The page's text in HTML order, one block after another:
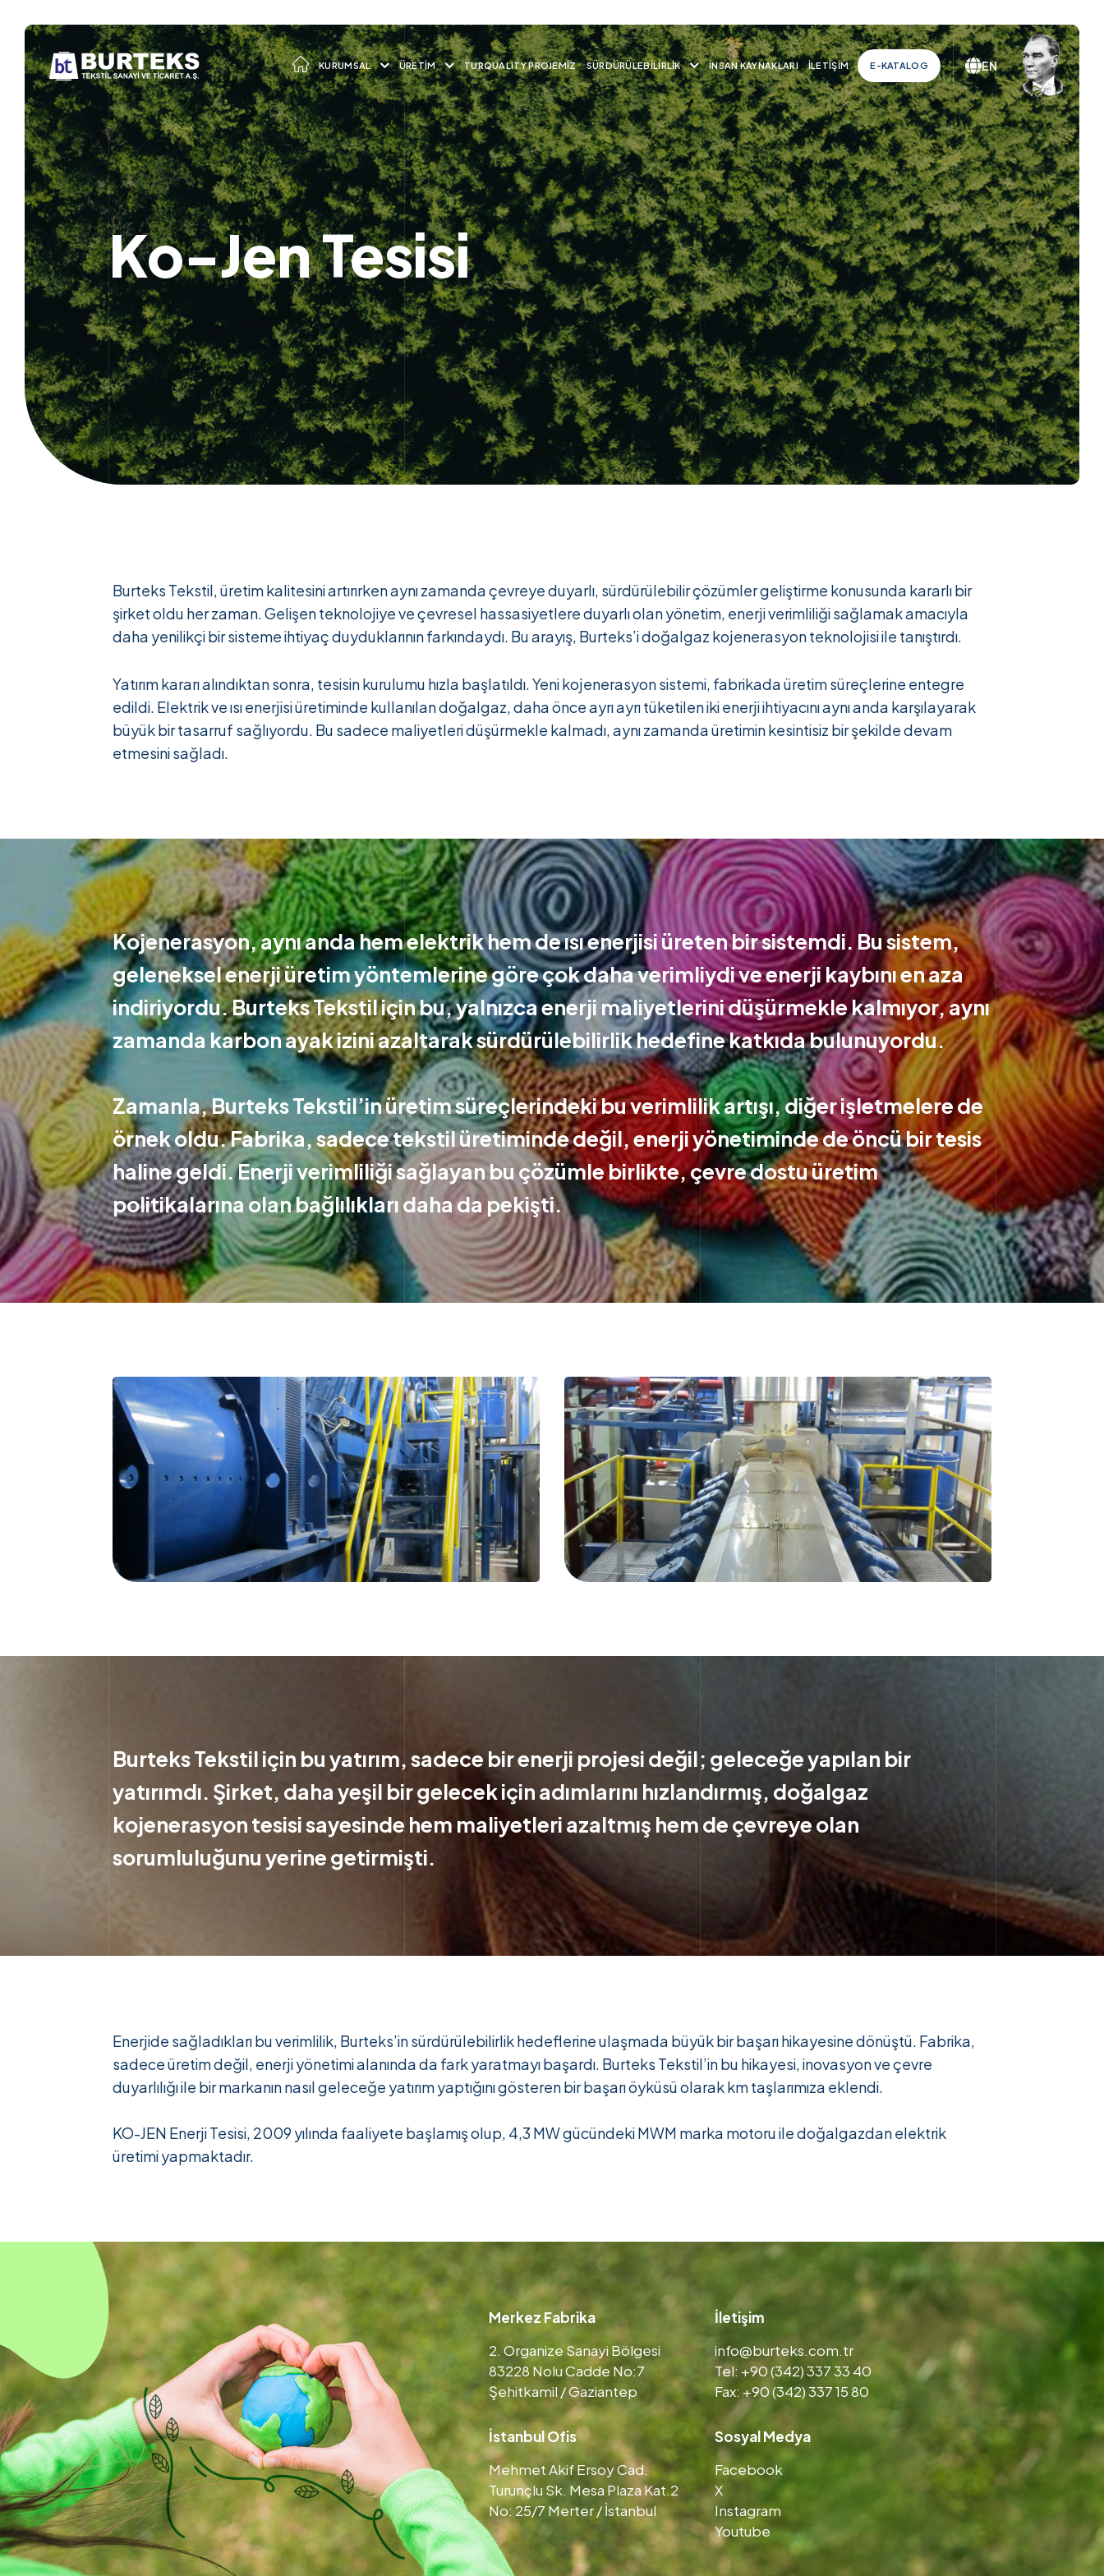
KURUMSAL ÜRETIM TURQUALITY PROJEMIZ SÜRDÜRÜLEBILIRLIK İNSAN KAYNAKLARI İLETIŞIM E-KATALOG EN
Ko-Jen Tesisi
Burteks Tekstil, üretim kalitesini artırırken aynı zamanda çevreye duyarlı, sürdürülebilir çözümler geliştirme konusunda kararlı bir
şirket oldu her zaman. Gelişen teknolojiye ve çevresel hassasiyetlere duyarlı olan yönetim, enerji verimliliği sağlamak amacıyla
daha yenilikçi bir sisteme ihtiyaç duyduklarının farkındaydı. Bu arayış, Burteks’i doğalgaz kojenerasyon teknolojisi ile tanıştırdı.
Yatırım kararı alındıktan sonra, tesisin kurulumu hızla başlatıldı. Yeni kojenerasyon sistemi, fabrikada üretim süreçlerine entegre
edildi. Elektrik ve ısı enerjisi üretiminde kullanılan doğalgaz, daha önce ayrı ayrı tüketilen iki enerji ihtiyacını aynı anda karşılayarak
büyük bir tasarruf sağlıyordu. Bu sadece maliyetleri düşürmekle kalmadı, aynı zamanda üretimin kesintisiz bir şekilde devam
etmesini sağladı.
Kojenerasyon, aynı anda hem elektrik hem de ısı enerjisi üreten bir sistemdi. Bu sistem,
geleneksel enerji üretim yöntemlerine göre çok daha verimliydi ve enerji kaybını en aza
indiriyordu. Burteks Tekstil için bu, yalnızca enerji maliyetlerini düşürmekle kalmıyor, aynı
zamanda karbon ayak izini azaltarak sürdürülebilirlik hedefine katkıda bulunuyordu.
Zamanla, Burteks Tekstil’in üretim süreçlerindeki bu verimlilik artışı, diğer işletmelere de
örnek oldu. Fabrika, sadece tekstil üretiminde değil, enerji yönetiminde de öncü bir tesis
haline geldi. Enerji verimliliği sağlayan bu çözümle birlikte, çevre dostu üretim
politikalarına olan bağlılıkları daha da pekişti.
Burteks Tekstil için bu yatırım, sadece bir enerji projesi değil; geleceğe yapılan bir
yatırımdı. Şirket, daha yeşil bir gelecek için adımlarını hızlandırmış, doğalgaz
kojenerasyon tesisi sayesinde hem maliyetleri azaltmış hem de çevreye olan
sorumluluğunu yerine getirmişti.
Enerjide sağladıkları bu verimlilik, Burteks’in sürdürülebilirlik hedeflerine ulaşmada büyük bir başarı hikayesine dönüştü. Fabrika,
sadece üretim değil, enerji yönetimi alanında da fark yaratmayı başardı. Burteks Tekstil’in bu hikayesi, inovasyon ve çevre
duyarlılığı ile bir markanın nasıl geleceğe yatırım yaptığını gösteren bir başarı öyküsü olarak km taşlarımıza eklendi.
KO-JEN Enerji Tesisi, 2009 yılında faaliyete başlamış olup, 4,3 MW gücündeki MWM marka motoru ile doğalgazdan elektrik
üretimi yapmaktadır.
Merkez Fabrika
2. Organize Sanayi Bölgesi
83228 Nolu Cadde No:7
Şehitkamil / Gaziantep
İstanbul Ofis
Mehmet Akif Ersoy Cad.
Turunçlu Sk. Mesa Plaza Kat.2
No: 25/7 Merter / İstanbul
İletişim
info@burteks.com.tr
Tel: +90 (342) 337 33 40
Fax: +90 (342) 337 15 80
Sosyal Medya
Facebook
X
Instagram
Youtube